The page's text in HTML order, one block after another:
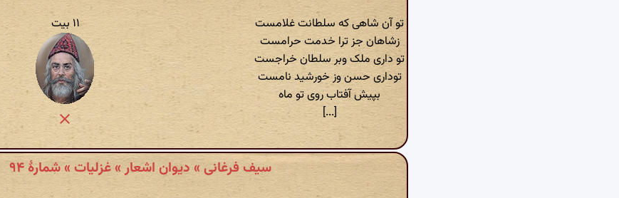
تو آن شاهی که سلطانت غلامست
زشاهان جز ترا خدمت حرامست
تو داری ملک وبر سلطان خراجست
توداری حسن وز خورشید نامست
بپیش آفتاب روی تو ماه
[...]
۱۱ بیت
سیف فرغانی » دیوان اشعار » غزلیات » شمارهٔ ۹۴